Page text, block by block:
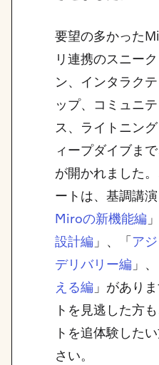
要望の多かった
リ連携のスニー
ン、インタラク
ップ、コミュニ
ス、ライトニン
ィープダイブま
が開かれました
ートは、基調講
Miroの新機能編
設計編 」、「ア
デリバリー編 」
える編 」があり
トを見逃した方
トを追体験した
さい。